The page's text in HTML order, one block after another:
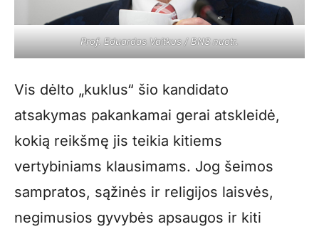
Prof. Eduardas Vaitkus / BNS nuotr.
Vis dėlto „kuklus“ šio kandidato
atsakymas pakankamai gerai atskleidė,
kokią reikšmę jis teikia kitiems
vertybiniams klausimams. Jog šeimos
sampratos, sąžinės ir religijos laisvės,
negimusios gyvybės apsaugos ir kiti